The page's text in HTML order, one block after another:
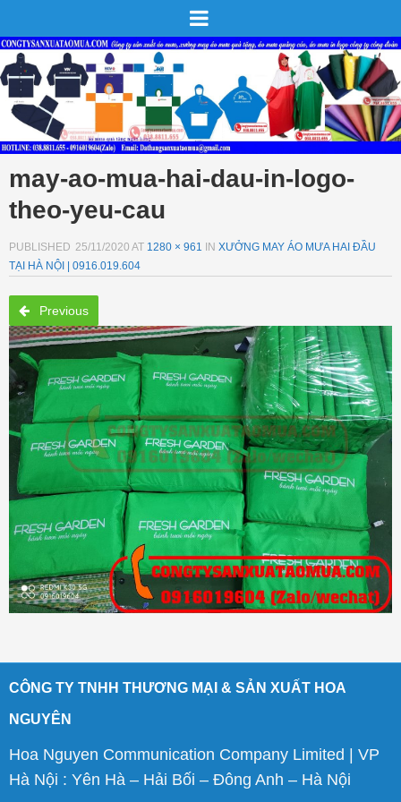
may-ao-mua-hai-dau-in-logo-
theo-yeu-cau
PUBLISHED 25/11/2020 AT 1280 × 961 IN XƯỞNG MAY ÁO MƯA HAI ĐẦU
TẠI HÀ NỘI | 0916.019.604
Previous
CÔNG TY TNHH THƯƠNG MẠI & SẢN XUẤT HOA
NGUYÊN
Hoa Nguyen Communication Company Limited | VP
Hà Nội : Yên Hà – Hải Bối – Đông Anh – Hà Nội